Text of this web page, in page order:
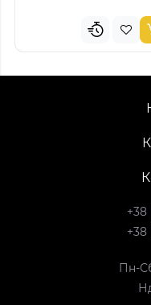
+38
+38
Пн-